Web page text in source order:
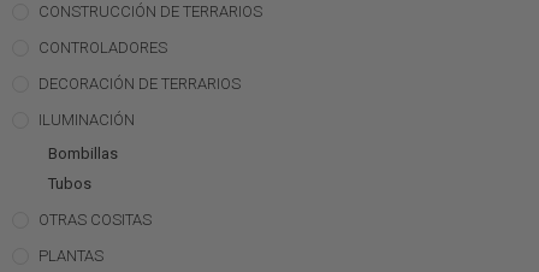
CONSTRUCCIÓN DE TERRARIOS
CONTROLADORES
DECORACIÓN DE TERRARIOS
ILUMINACIÓN
Bombillas
Tubos
OTRAS COSITAS
PLANTAS